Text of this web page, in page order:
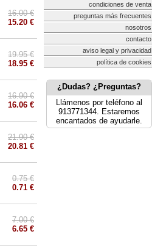
16.00 €
15.20 €
19.95 €
18.95 €
16.90 €
16.06 €
21.90 €
20.81 €
0.75 €
0.71 €
7.00 €
6.65 €
condiciones de venta
preguntas más frecuentes
nosotros
contacto
aviso legal y privacidad
política de cookies
¿Dudas? ¿Preguntas?
Llámenos por teléfono al
913771344. Estaremos
encantados de ayudarle.